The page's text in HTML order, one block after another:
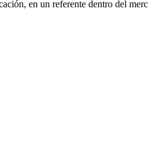
en un referente dentro del